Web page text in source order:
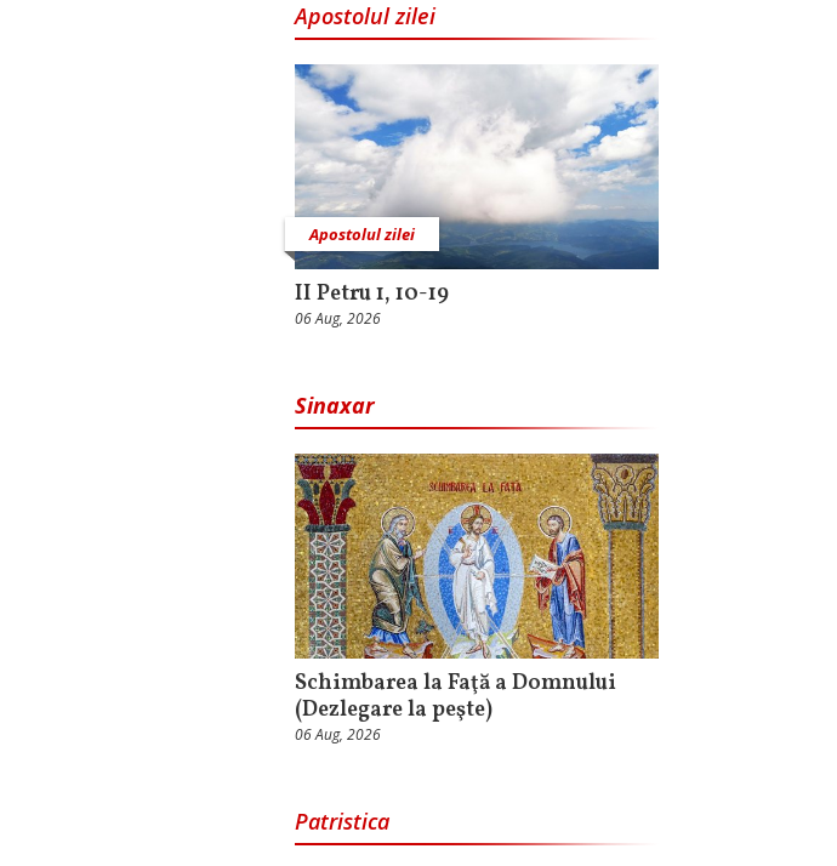
Apostolul zilei
Apostolul zilei
II Petru 1, 10-19
06 Aug, 2026
Sinaxar
Schimbarea la Faţă a Domnului
(Dezlegare la peşte)
06 Aug, 2026
Patristica